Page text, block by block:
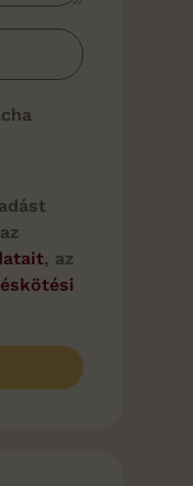
, az